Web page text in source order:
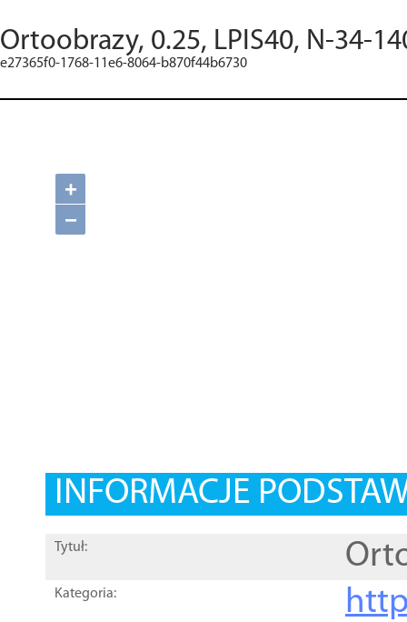
Ortoobrazy, 0.25, LPIS40, N-34-
e27365f0-1768-11e6-8064-b870f44b6730
+
−
INFORMACJE
Tytuł:
Kategoria: